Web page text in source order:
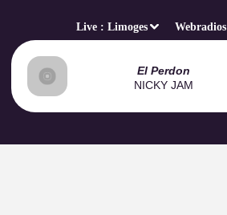
Live :Limoges Webradios
El Perdon
NICKY JAM